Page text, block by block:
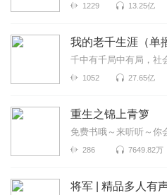
1229 13.25亿
我的老千生涯（单
千中有千局中有局，社
1052 27.65亿
重生之锦上青箩
免费书哦～来听听～你
286 7649.82万
将军 | 精品多人有